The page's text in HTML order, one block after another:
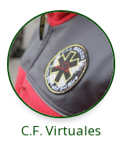
C.F. Virtuales